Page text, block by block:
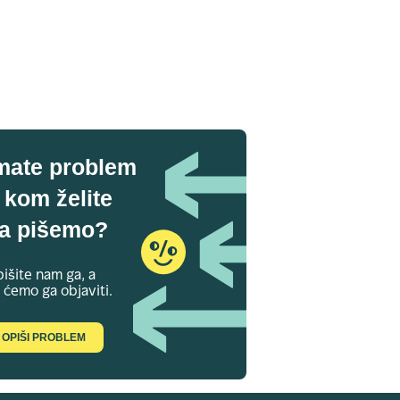
problem
kom želite
pišemo?
nam ga, a
ćemo ga objaviti.
OPIŠI PROBLEM